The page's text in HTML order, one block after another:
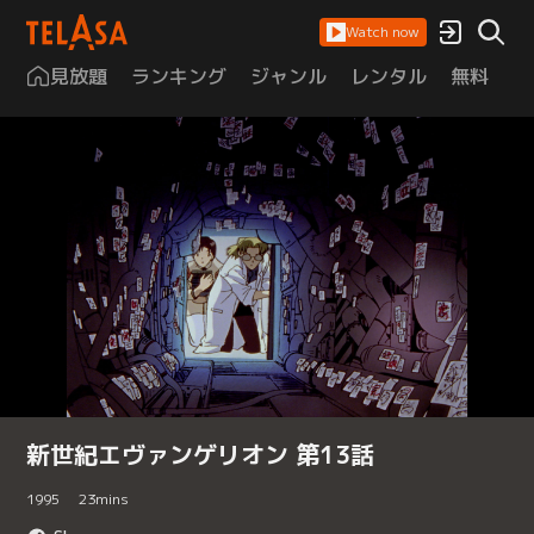
Watch now
見放題 ランキング ジャンル レンタル 無料
新世紀エヴァンゲリオン 第13話
1995 23mins